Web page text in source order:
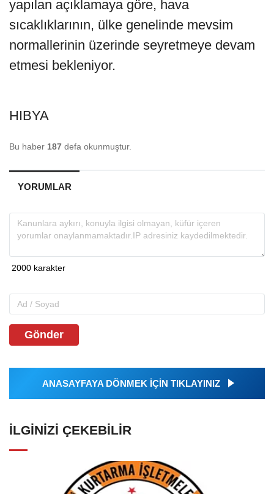
yapılan açıklamaya göre, hava
sıcaklıklarının, ülke genelinde mevsim
normallerinin üzerinde seyretmeye devam
etmesi bekleniyor.
HIBYA
Bu haber 187 defa okunmuştur.
YORUMLAR
Gönder
ANASAYFAYA DÖNMEK İÇİN TIKLAYINIZ
İLGINIZI ÇEKEBILIR